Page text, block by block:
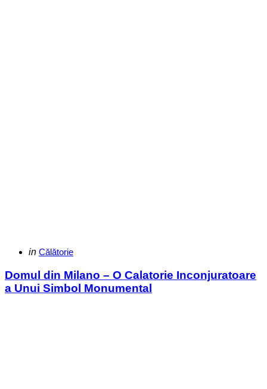
Categories
Posted
in Călătorie
Domul din Milano – O Calatorie Inconjuratoare
a Unui Simbol Monumental